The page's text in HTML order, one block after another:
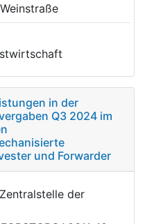
Weinstraße
in der
Q3 2024 im
und Forwarder
der